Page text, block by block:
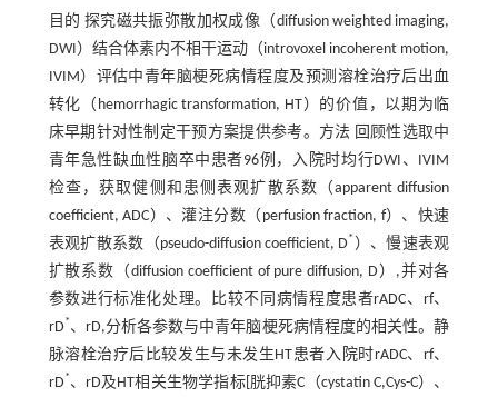
目的 探究磁共振弥散加权成像（diffusion weighted imaging,
DWI）结合体素内不相干运动（introvoxel incoherent motion,
IVIM）评估中青年脑梗死病情程度及预测溶栓治疗后出血
转化（hemorrhagic transformation, HT）的价值，以期为临
床早期针对性制定干预方案提供参考。方法 回顾性选取中
青年急性缺血性脑卒中患者96例，入院时均行DWI、IVIM
检查，获取健侧和患侧表观扩散系数（apparent diffusion
coefficient, ADC）、灌注分数（perfusion fraction, f）、快速
表观扩散系数（pseudo-diffusion coefficient, D* ）、慢速表观
扩散系数（diffusion coefficient of pure diffusion, D）,并对各
参数进行标准化处理。比较不同病情程度患者rADC、rf、
rD*、rD,分析各参数与中青年脑梗死病情程度的相关性。静
脉溶栓治疗后比较发生与未发生HT患者入院时rADC、rf、
rD*、rD及HT相关生物学指标[胱抑素C（cystatin C,Cys-C）、